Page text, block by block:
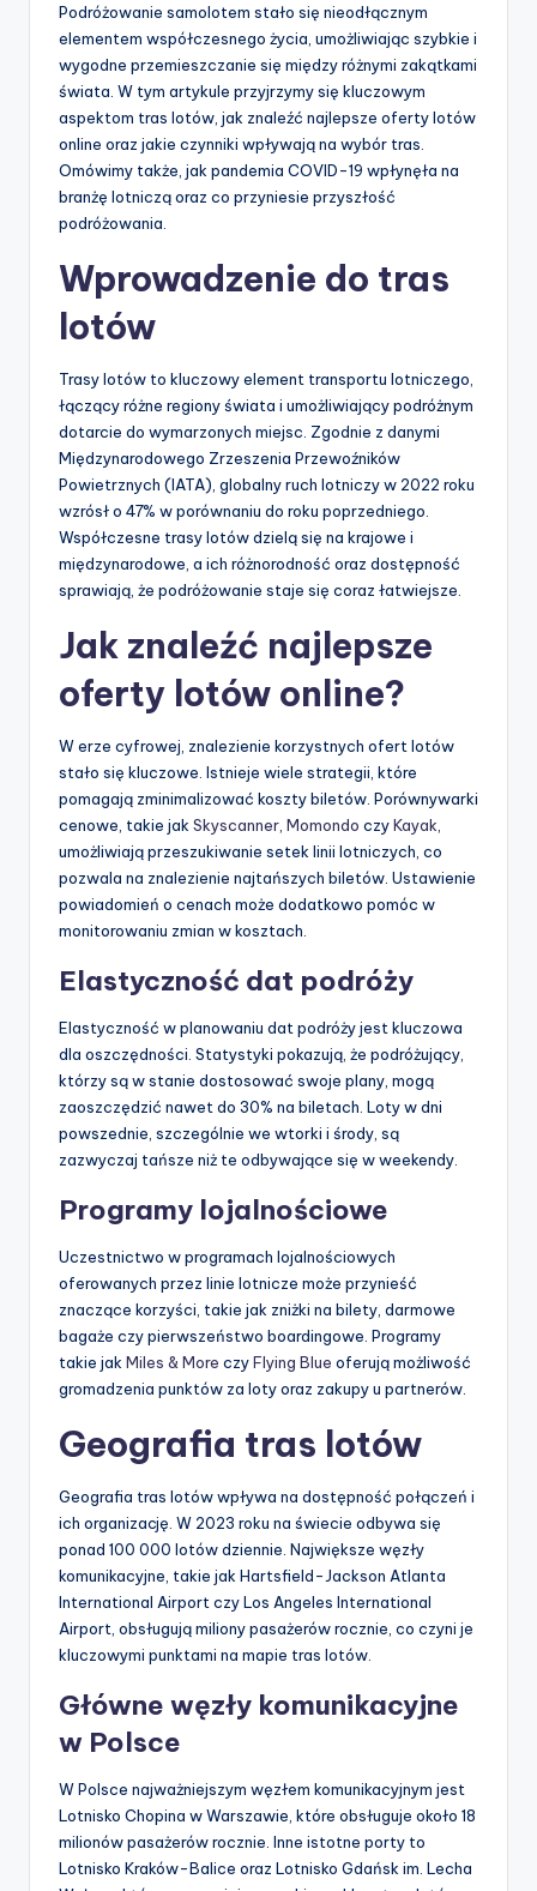
Podróżowanie samolotem stało się nieodłącznym
elementem współczesnego życia, umożliwiając szybkie i
wygodne przemieszczanie się między różnymi zakątkami
świata. W tym artykule przyjrzymy się kluczowym
aspektom tras lotów, jak znaleźć najlepsze oferty lotów
online oraz jakie czynniki wpływają na wybór tras.
Omówimy także, jak pandemia COVID-19 wpłynęła na
branżę lotniczą oraz co przyniesie przyszłość
podróżowania.
Wprowadzenie do tras
lotów
Trasy lotów to kluczowy element transportu lotniczego,
łączący różne regiony świata i umożliwiający podróżnym
dotarcie do wymarzonych miejsc. Zgodnie z danymi
Międzynarodowego Zrzeszenia Przewoźników
Powietrznych (IATA), globalny ruch lotniczy w 2022 roku
wzrósł o 47% w porównaniu do roku poprzedniego.
Współczesne trasy lotów dzielą się na krajowe i
międzynarodowe, a ich różnorodność oraz dostępność
sprawiają, że podróżowanie staje się coraz łatwiejsze.
Jak znaleźć najlepsze
oferty lotów online?
W erze cyfrowej, znalezienie korzystnych ofert lotów
stało się kluczowe. Istnieje wiele strategii, które
pomagają zminimalizować koszty biletów. Porównywarki
cenowe, takie jak Skyscanner Momondo czyKayak
umożliwiają przeszukiwanie setek linii lotniczych, co
pozwala na znalezienie najtańszych biletów. Ustawienie
powiadomień o cenach może dodatkowo pomóc w
monitorowaniu zmian w kosztach.
Elastyczność dat podróży
Elastyczność w planowaniu dat podróży jest kluczowa
dla oszczędności. Statystyki pokazują, że podróżujący,
którzy są w stanie dostosować swoje plany, mogą
zaoszczędzić nawet do 30% na biletach. Loty w dni
powszednie, szczególnie we wtorki i środy, są
zazwyczaj tańsze niż te odbywające się w weekendy.
Programy lojalnościowe
Uczestnictwo w programach lojalnościowych
oferowanych przez linie lotnicze może przynieść
znaczące korzyści, takie jak zniżki na bilety, darmowe
bagaże czy pierwszeństwo boardingowe. Programy
takie jak Miles & More czyFlying Blue oferują możliwość
gromadzenia punktów za loty oraz zakupy u partnerów.
Geografia tras lotów
Geografia tras lotów wpływa na dostępność połączeń i
ich organizację. W 2023 roku na świecie odbywa się
ponad 100 000 lotów dziennie. Największe węzły
komunikacyjne, takie jak Hartsfield-Jackson Atlanta
International Airport czy Los Angeles International
Airport, obsługują miliony pasażerów rocznie, co czyni je
kluczowymi punktami na mapie tras lotów.
Główne węzły komunikacyjne
w Polsce
W Polsce najważniejszym węzłem komunikacyjnym jest
Lotnisko Chopina w Warszawie, które obsługuje około 18
milionów pasażerów rocznie. Inne istotne porty to
Lotnisko Kraków-Balice oraz Lotnisko Gdańsk im. Lecha